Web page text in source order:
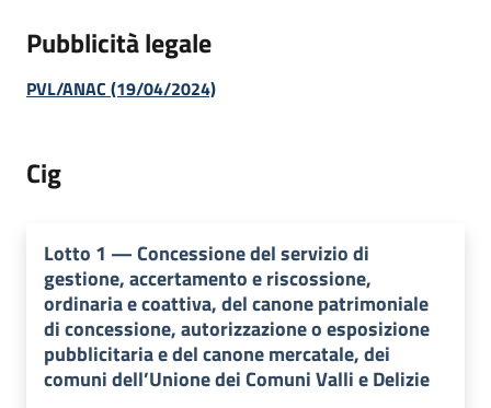
Pubblicità legale
PVL/ANAC (19/04/2024)
Cig
Lotto 1 —Concessione del servizio di
gestione, accertamento e riscossione,
ordinaria e coattiva, del canone patrimoniale
di concessione, autorizzazione o esposizione
pubblicitaria e del canone mercatale, dei
comuni dell’Unione dei Comuni Valli e Delizie